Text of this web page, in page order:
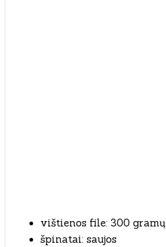
vištienos file: 300 gramų
špinatai: saujos